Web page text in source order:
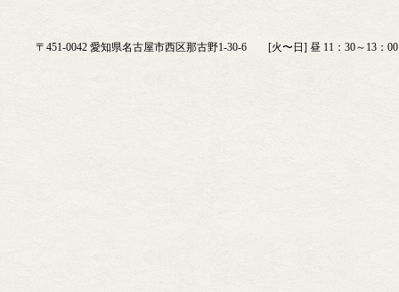
〒451-0042 愛知県名古屋市西区那古野1-30-6 [火〜日] 昼 11：30～